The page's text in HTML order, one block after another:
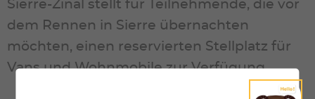
Sierre-Zinal stellt für Teilnehmende, die vor
dem Rennen in Sierre übernachten
möchten, einen reservierten Stellplatz für
Vans und Wohnmobile zur Verfügung.